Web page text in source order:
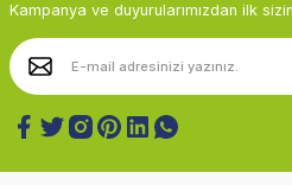
Kampanya ve duyurularımızdan ilk